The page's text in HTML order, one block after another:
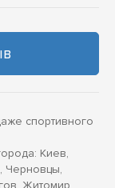
спортивного
Киев,
Черновцы,
Житомир,